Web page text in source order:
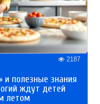
2187
и полезные знания
ждут детей
летом